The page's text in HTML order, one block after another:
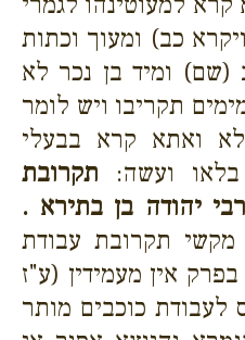
כב) ומעוך וכתות
(שם) ומיד בן נכר לא
תקריבו ויש לומר
ואתא קרא בבעלי
ועשה: תקרובת
יהודה בן בתירא .
תקרובת עבודת
אין מעמידין (ע"ז
לעבודת כוכבים מותר